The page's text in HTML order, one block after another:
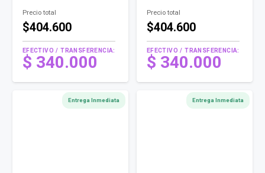
Precio total
$404.600
EFECTIVO / TRANSFERENCIA:
$ 340.000
Precio total
$404.600
EFECTIVO / TRANSFERENCIA:
$ 340.000
Entrega Inmediata Entrega Inmediata